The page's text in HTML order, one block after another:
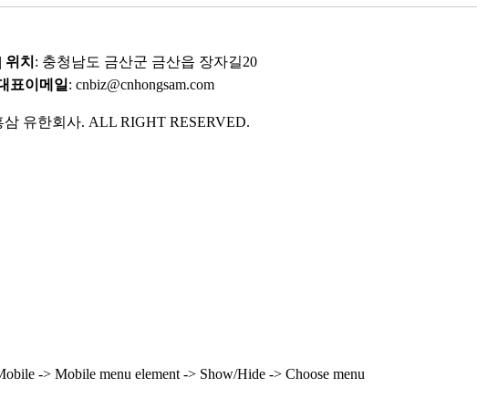
위치 : 충청남도 금산군 금산읍 장자길20
표이메일 : cnbiz@cnhongsam.com
유한회사. ALL RIGHT RESERVED.
-> Mobile menu element -> Show/Hide -> Choose menu